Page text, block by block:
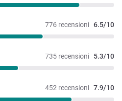
776 recensioni 6.5/10
735 recensioni 5.3/10
452 recensioni 7.9/10